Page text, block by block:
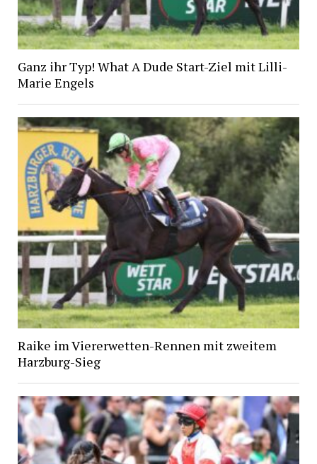
Ganz ihr Typ! What A Dude Start-Ziel mit Lilli-
Marie Engels
Raike im Viererwetten-Rennen mit zweitem
Harzburg-Sieg